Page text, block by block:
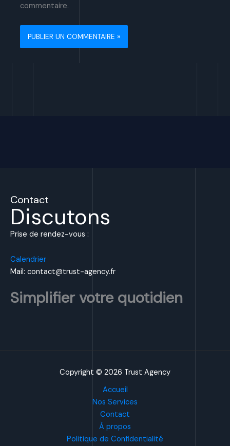
commentaire.
Contact
Discutons
Prise de rendez-vous :
Calendrier
Mail: contact@trust-agency.fr
Simplifier votre quotidien
Copyright © 2026 Trust Agency
Accueil
Nos Services
Contact
À propos
Politique de Confidentialité